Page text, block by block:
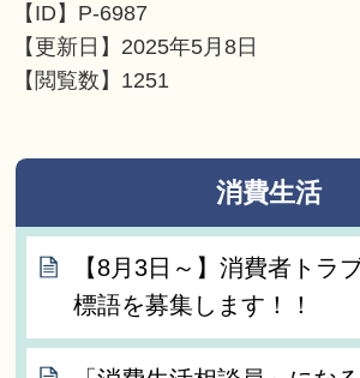
【ID】 P-6987
【更新日】 2025年5月8日
【閲覧数】 1251
消費生活
【8月3日～】消費者トラ
標語を募集します！！